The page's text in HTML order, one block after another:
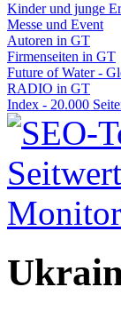
Kinder und junge
Messe und Event
Autoren in GT
Firmenseiten in GT
Future of Water -
RADIO in GT
Index - 20.000